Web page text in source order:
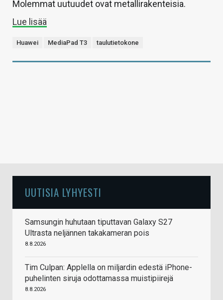
Molemmat uutuudet ovat metallirakenteisia.
Lue lisää
Huawei MediaPad T3 taulutietokone
UUTISIA LYHYESTI
Samsungin huhutaan tiputtavan Galaxy S27
Ultrasta neljännen takakameran pois
8.8.2026
Tim Culpan: Applella on miljardin edestä iPhone-
puhelinten siruja odottamassa muistipiirejä
8.8.2026